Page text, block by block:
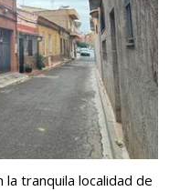
tranquila localidad de